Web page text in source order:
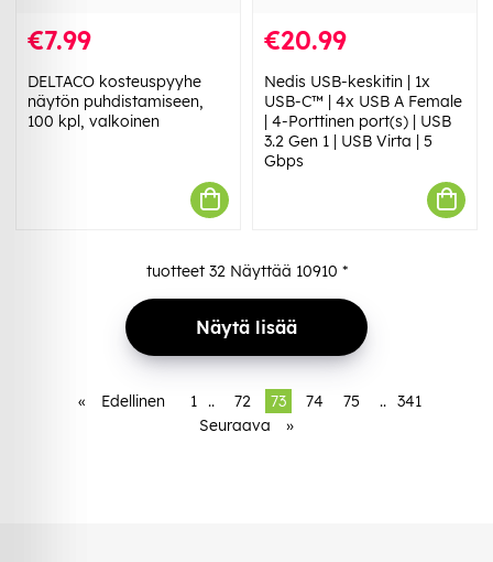
€7.99
DELTACO kosteuspyyhe
näytön puhdistamiseen,
100 kpl, valkoinen
€20.99
Nedis USB-keskitin | 1x
USB-C™ | 4x USB A Female
| 4-Porttinen port(s) | USB
3.2 Gen 1 | USB Virta | 5
Gbps
tuotteet 32Näyttää 10910 *
Näytä lisää
« Edellinen 1 .. 72 73 74 75 .. 341
Seuraava
»